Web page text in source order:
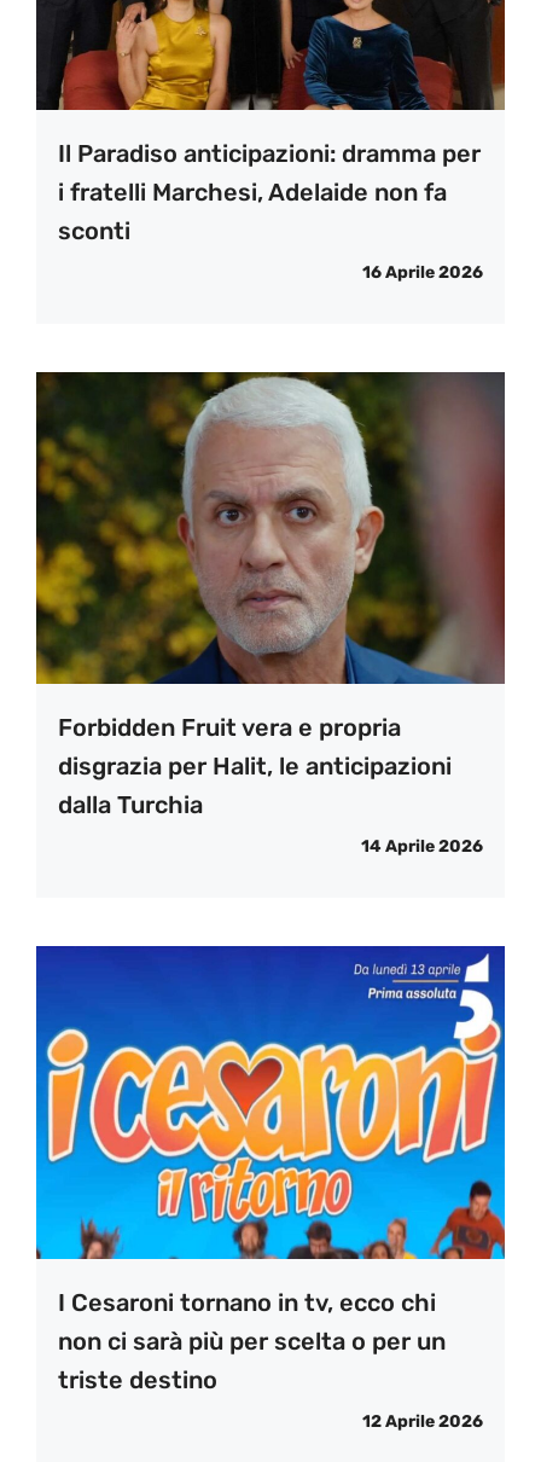
Il Paradiso anticipazioni: dramma per
i fratelli Marchesi, Adelaide non fa
sconti
16 Aprile 2026
Forbidden Fruit vera e propria
disgrazia per Halit, le anticipazioni
dalla Turchia
14 Aprile 2026
I Cesaroni tornano in tv, ecco chi
non ci sarà più per scelta o per un
triste destino
12 Aprile 2026